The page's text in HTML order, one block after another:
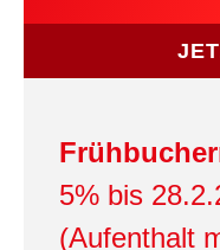
5% bis
(Aufenthalt